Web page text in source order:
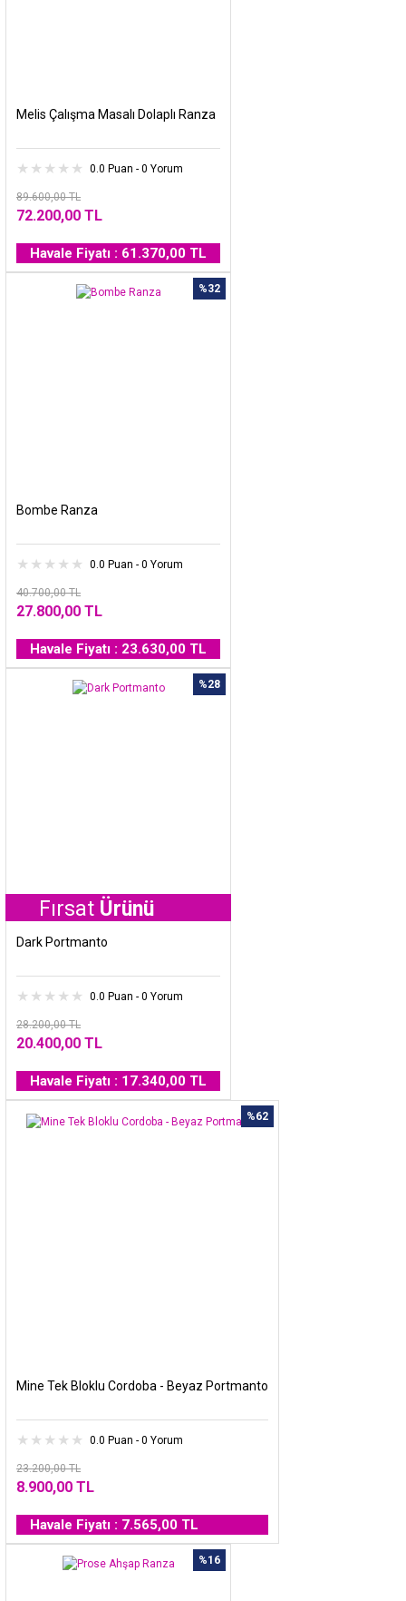
Melis Çalışma Masalı Dolaplı Ranza
0.0 Puan - 0 Yorum
89.600,00 TL
72.200,00 TL
Havale Fiyatı : 61.370,00 TL
%32
Bombe Ranza
0.0 Puan - 0 Yorum
40.700,00 TL
27.800,00 TL
Havale Fiyatı : 23.630,00 TL
%28
Ürünü
Dark Portmanto
0.0 Puan - 0 Yorum
28.200,00 TL
20.400,00 TL
Havale Fiyatı : 17.340,00 TL
%62
Mine Tek Bloklu Cordoba - Beyaz Portmanto
0.0 Puan - 0 Yorum
23.200,00 TL
8.900,00 TL
Havale Fiyatı : 7.565,00 TL
%16